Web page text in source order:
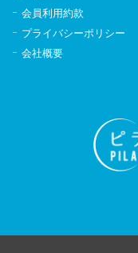
会員利用約款
プライバシーポリシー
会社概要